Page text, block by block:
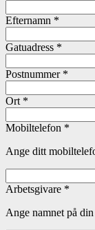
Efternamn *
Gatuadress *
Postnummer *
Ort *
Mobiltelefon *
Ange ditt
Arbetsgivare *
Ange namnet på